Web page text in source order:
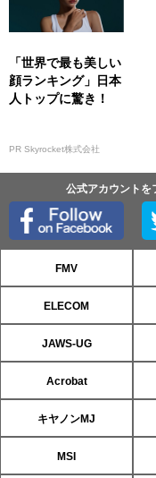
「世界で最も美しい
顔ランキング」日本
人トップに驚き！
PR Skyrocket株式会社
公式アカウントを
FMV
ELECOM
JAWS-UG
Acrobat
キヤノンMJ
MSI